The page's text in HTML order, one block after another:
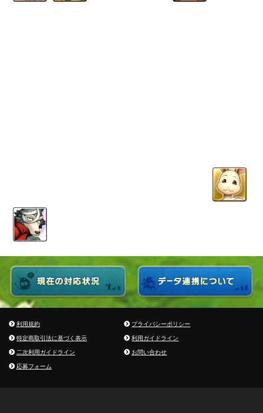
利用規約
プライバシーポリシー
特定商取引法に基づく表示
利用ガイドライン
二次利用ガイドライン
お問い合わせ
応募フォーム